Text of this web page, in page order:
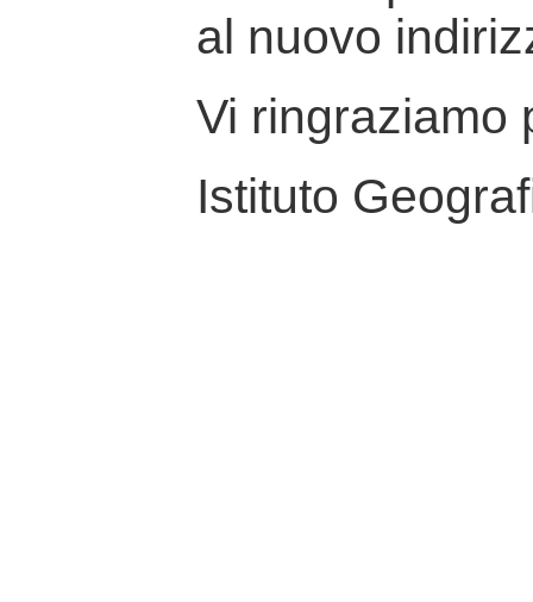
al nuovo
Vi ringraziamo
Istituto